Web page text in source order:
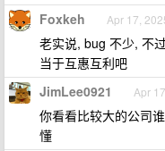
Foxkeh Apr 17,
老实说, bug 不少, 不
当于互惠互利吧
JimLee0921 Apr
你看看比较大的公司
懂